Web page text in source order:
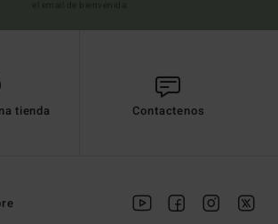
tienda Contactenos